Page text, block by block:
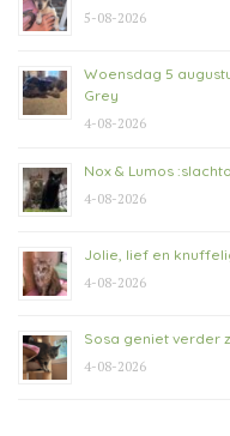
5-08-2026
Woensdag 5
Grey
4-08-2026
Nox & Lumos
4-08-2026
Jolie, lief en
4-08-2026
Sosa geniet verder
4-08-2026